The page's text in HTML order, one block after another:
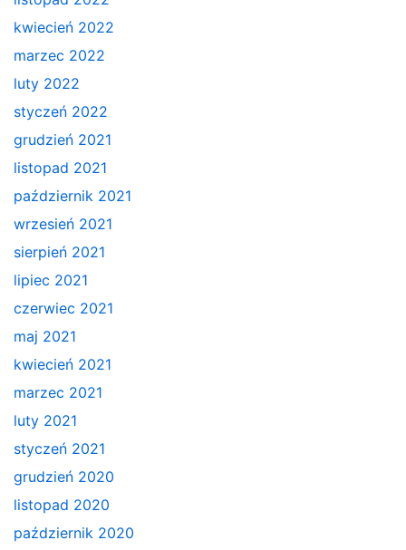
kwiecień 2022
marzec 2022
luty 2022
styczeń 2022
grudzień 2021
listopad 2021
październik 2021
wrzesień 2021
sierpień 2021
lipiec 2021
czerwiec 2021
maj 2021
kwiecień 2021
marzec 2021
luty 2021
styczeń 2021
grudzień 2020
listopad 2020
październik 2020